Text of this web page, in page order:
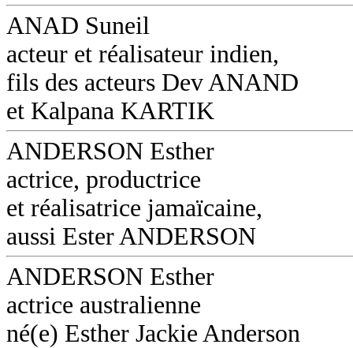
ANAD Suneil
acteur et réalisateur indien,
fils des acteurs Dev ANAND
et Kalpana KARTIK
ANDERSON Esther
actrice, productrice
et réalisatrice jamaïcaine,
aussi Ester ANDERSON
ANDERSON Esther
actrice australienne
né(e) Esther Jackie Anderson